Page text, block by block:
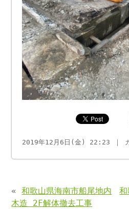
2019年12月6日(金) 22:23 ｜
«和歌山県海南市船尾地内
木造 2F解体撤去工事